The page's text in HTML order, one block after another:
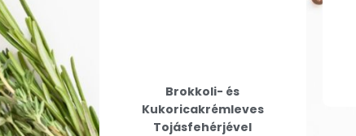
Brokkoli- és
Kukoricakrémleves
Tojásfehérjével